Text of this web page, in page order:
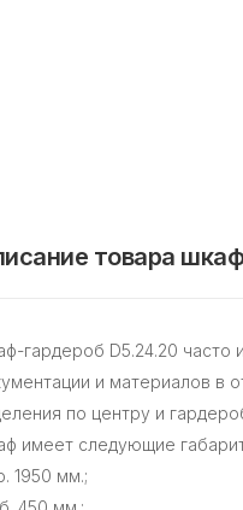
товара
гардероб D5.24.20 часто
и материалов в
по центру и
имеет следующие
1950 мм.;